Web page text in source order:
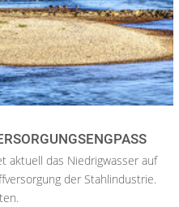
aktuell das Niedrigwasser auf
der Stahlindustrie.